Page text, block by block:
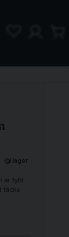
I lager
är fyllt
täcke